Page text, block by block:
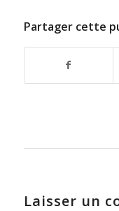
Partager cette
Laisser un